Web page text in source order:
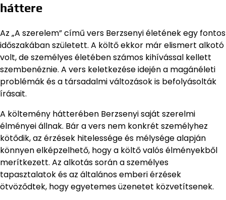
háttere
Az „A szerelem” című vers Berzsenyi életének egy fontos
időszakában született. A költő ekkor már elismert alkotó
volt, de személyes életében számos kihívással kellett
szembenéznie. A vers keletkezése idején a magánéleti
problémák és a társadalmi változások is befolyásolták
írásait.
A költemény hátterében Berzsenyi saját szerelmi
élményei állnak. Bár a vers nem konkrét személyhez
kötődik, az érzések hitelessége és mélysége alapján
könnyen elképzelhető, hogy a költő valós élményekből
merítkezett. Az alkotás során a személyes
tapasztalatok és az általános emberi érzések
ötvöződtek, hogy egyetemes üzenetet közvetítsenek.